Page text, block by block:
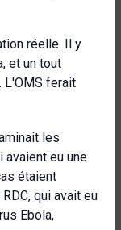
réelle. Il y
et un tout
L'OMS ferait
les
avaient eu une
étaient
qui avait eu
Ebola,